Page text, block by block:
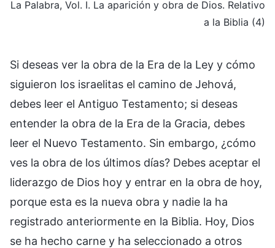
La Palabra, Vol. I. La aparición y obra de Dios. Relativo
a la Biblia (4)
Si deseas ver la obra de la Era de la Ley y cómo
siguieron los israelitas el camino de Jehová,
debes leer el Antiguo Testamento; si deseas
entender la obra de la Era de la Gracia, debes
leer el Nuevo Testamento. Sin embargo, ¿cómo
ves la obra de los últimos días? Debes aceptar el
liderazgo de Dios hoy y entrar en la obra de hoy,
porque esta es la nueva obra y nadie la ha
registrado anteriormente en la Biblia. Hoy, Dios
se ha hecho carne y ha seleccionado a otros